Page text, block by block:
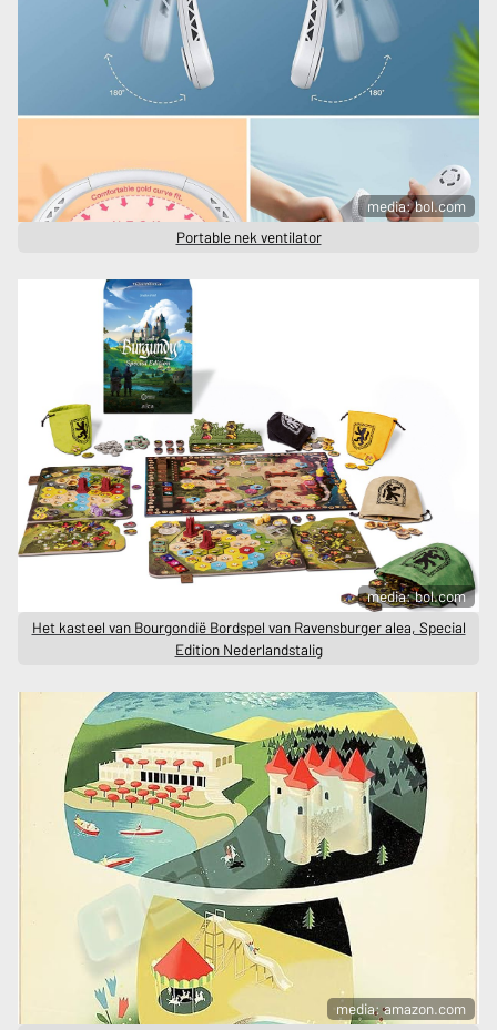
media: bol.com
Portable nek ventilator
media: bol.com
Het kasteel van Bourgondië Bordspel van Ravensburger alea, Special
Edition Nederlandstalig
media: amazon.com